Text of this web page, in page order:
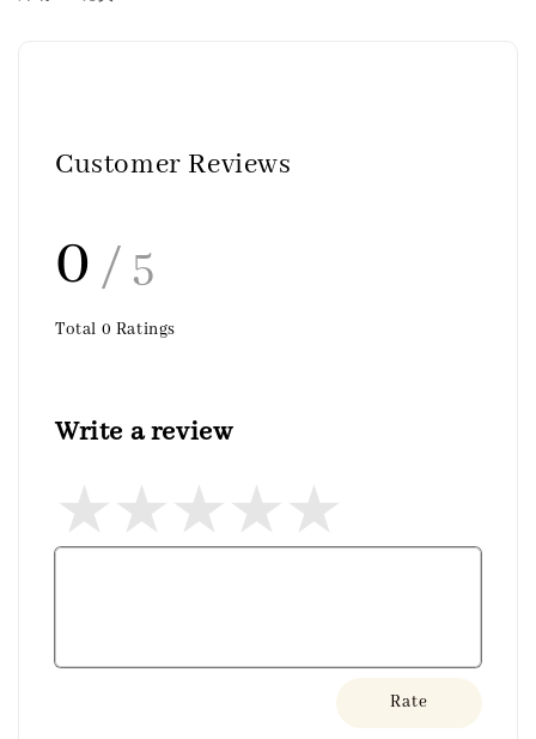
Customer Reviews
0 / 5
Total 0 Ratings
Write a review
Rate